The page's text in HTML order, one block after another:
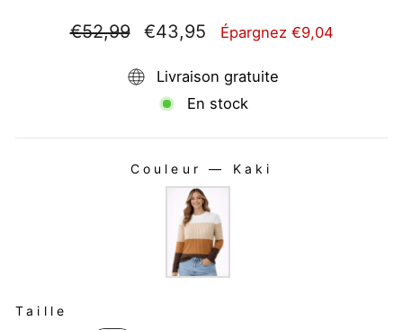
Prix
régulier
€52,99
Prix
réduit
€43,95 Épargnez €9,04
Livraison gratuite
En stock
Couleur — Kaki
TAILLE
Taille